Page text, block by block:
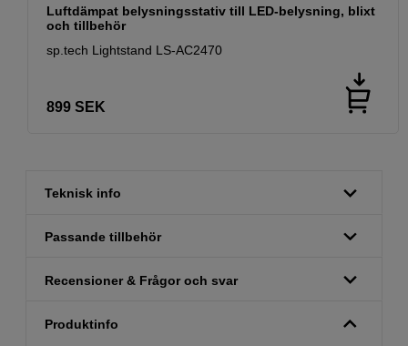
Luftdämpat belysningsstativ till LED-belysning, blixt
och tillbehör
sp.tech Lightstand LS-AC2470
899 SEK
Teknisk info
Passande tillbehör
Recensioner & Frågor och svar
Produktinfo